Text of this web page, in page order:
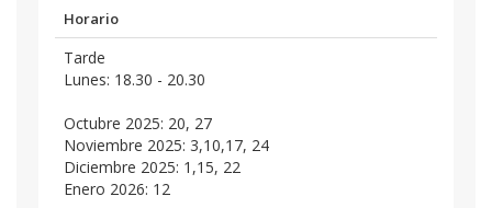
Horario
Tarde
Lunes: 18.30 - 20.30
Octubre 2025: 20, 27
Noviembre 2025: 3,10,17, 24
Diciembre 2025: 1,15, 22
Enero 2026: 12